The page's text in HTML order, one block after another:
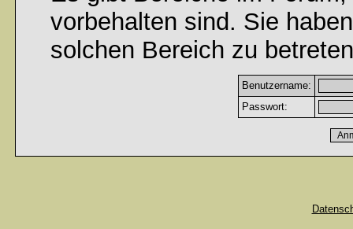
vorbehalten sind. Sie
solchen Bereich zu
Benutzername:
Passwort: